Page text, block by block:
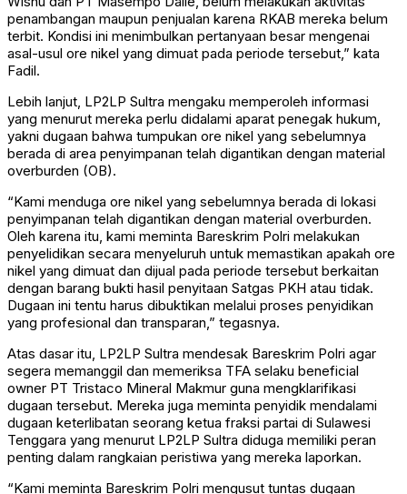
penambangan maupun penjualan karena RKAB mereka belum
terbit. Kondisi ini menimbulkan pertanyaan besar mengenai
asal-usul ore nikel yang dimuat pada periode tersebut,” kata
Fadil.
Lebih lanjut, LP2LP Sultra mengaku memperoleh informasi
yang menurut mereka perlu didalami aparat penegak hukum,
yakni dugaan bahwa tumpukan ore nikel yang sebelumnya
berada di area penyimpanan telah digantikan dengan material
overburden (OB).
“Kami menduga ore nikel yang sebelumnya berada di lokasi
penyimpanan telah digantikan dengan material overburden.
Oleh karena itu, kami meminta Bareskrim Polri melakukan
penyelidikan secara menyeluruh untuk memastikan apakah ore
nikel yang dimuat dan dijual pada periode tersebut berkaitan
dengan barang bukti hasil penyitaan Satgas PKH atau tidak.
Dugaan ini tentu harus dibuktikan melalui proses penyidikan
yang profesional dan transparan,” tegasnya.
Atas dasar itu, LP2LP Sultra mendesak Bareskrim Polri agar
segera memanggil dan memeriksa TFA selaku beneficial
owner PT Tristaco Mineral Makmur guna mengklarifikasi
dugaan tersebut. Mereka juga meminta penyidik mendalami
dugaan keterlibatan seorang ketua fraksi partai di Sulawesi
Tenggara yang menurut LP2LP Sultra diduga memiliki peran
penting dalam rangkaian peristiwa yang mereka laporkan.
“Kami meminta Bareskrim Polri mengusut tuntas dugaan